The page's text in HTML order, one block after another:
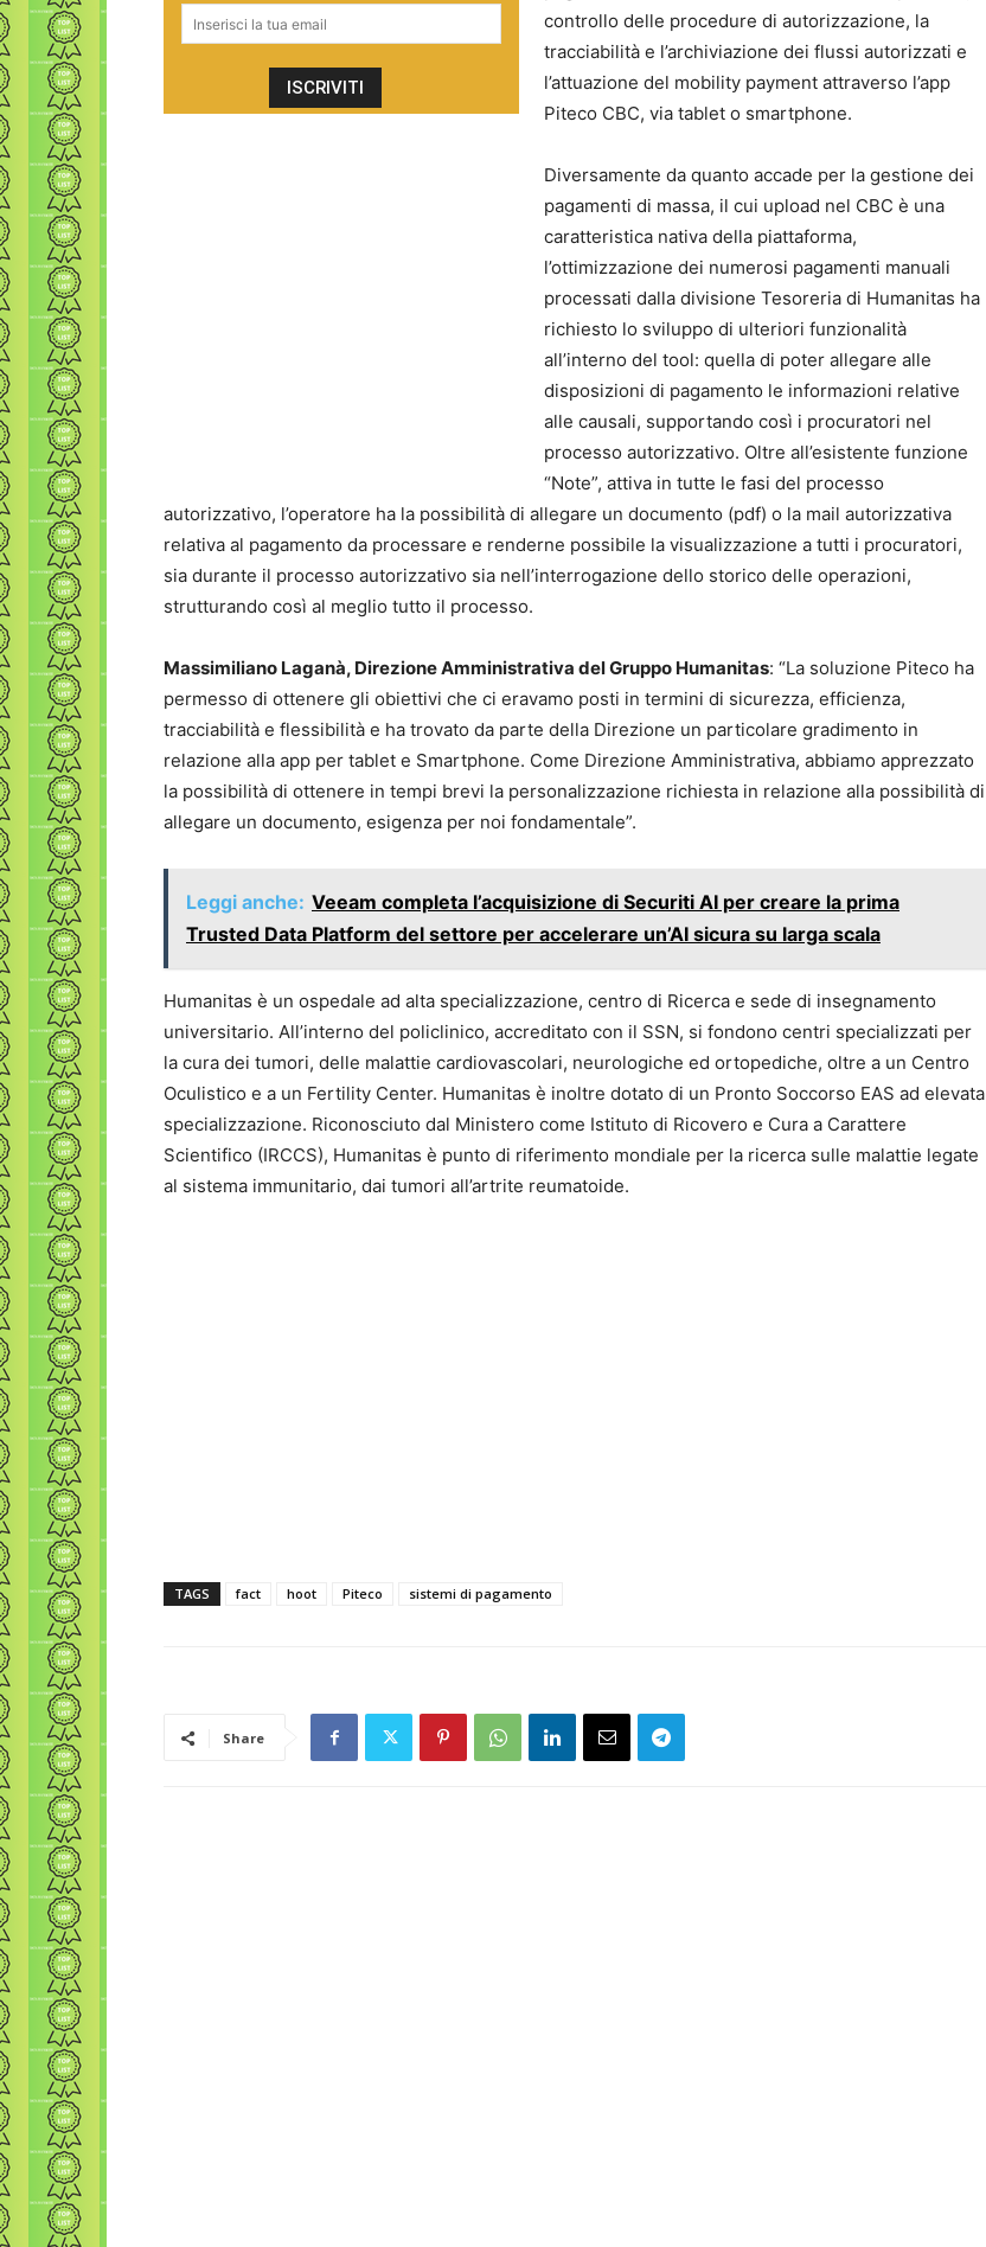
controllo delle procedure di autorizzazione, la
tracciabilità e l’archiviazione dei flussi autorizzati e
l’attuazione del mobility payment attraverso l’app
Piteco CBC, via tablet o smartphone.
Diversamente da quanto accade per la gestione dei
pagamenti di massa, il cui upload nel CBC è una
caratteristica nativa della piattaforma,
l’ottimizzazione dei numerosi pagamenti manuali
processati dalla divisione Tesoreria di Humanitas ha
richiesto lo sviluppo di ulteriori funzionalità
all’interno del tool: quella di poter allegare alle
disposizioni di pagamento le informazioni relative
alle causali, supportando così i procuratori nel
processo autorizzativo. Oltre all’esistente funzione
“Note”, attiva in tutte le fasi del processo
autorizzativo, l’operatore ha la possibilità di allegare un documento (pdf) o la mail autorizzativa
relativa al pagamento da processare e renderne possibile la visualizzazione a tutti i procuratori,
sia durante il processo autorizzativo sia nell’interrogazione dello storico delle operazioni,
strutturando così al meglio tutto il processo.
Massimiliano Laganà, Direzione Amministrativa del Gruppo Humanitas: “La soluzione Piteco ha
permesso di ottenere gli obiettivi che ci eravamo posti in termini di sicurezza, efficienza,
tracciabilità e flessibilità e ha trovato da parte della Direzione un particolare gradimento in
relazione alla app per tablet e Smartphone. Come Direzione Amministrativa, abbiamo apprezzato
la possibilità di ottenere in tempi brevi la personalizzazione richiesta in relazione alla possibilità di
allegare un documento, esigenza per noi fondamentale”.
Leggi anche: Veeam completa l’acquisizione di Securiti AI per creare la prima
Trusted Data Platform del settore per accelerare un’AI sicura su larga scala
Humanitas è un ospedale ad alta specializzazione, centro di Ricerca e sede di insegnamento
universitario. All’interno del policlinico, accreditato con il SSN, si fondono centri specializzati per
la cura dei tumori, delle malattie cardiovascolari, neurologiche ed ortopediche, oltre a un Centro
Oculistico e a un Fertility Center. Humanitas è inoltre dotato di un Pronto Soccorso EAS ad elevata
specializzazione. Riconosciuto dal Ministero come Istituto di Ricovero e Cura a Carattere
Scientifico (IRCCS), Humanitas è punto di riferimento mondiale per la ricerca sulle malattie legate
al sistema immunitario, dai tumori all’artrite reumatoide.
TAGS fact hoot Piteco sistemi di pagamento
Share